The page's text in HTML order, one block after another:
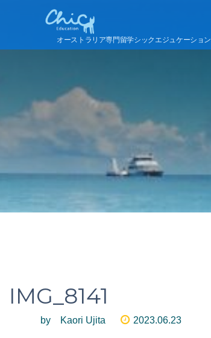
オーストラリア専門留学シックエジュケーション
IMG_8141
by Kaori Ujita 2023.06.23